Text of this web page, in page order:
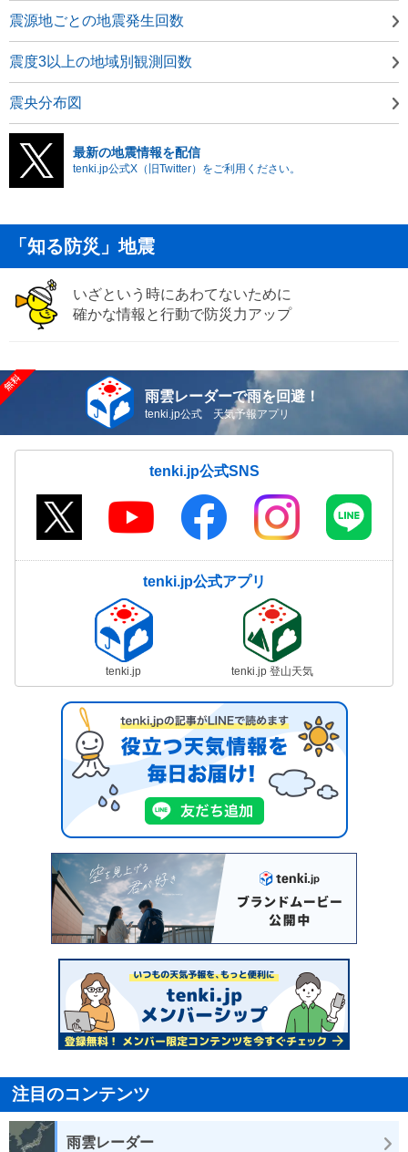
震源地ごとの地震発生回数
震度3以上の地域別観測回数
震央分布図
最新の地震情報を配信
tenki.jp公式X（旧Twitter）をご利用ください。
「知る防災」地震
いざという時にあわてないために
確かな情報と行動で防災力アップ
雨雲レーダーで雨を回避！
tenki.jp公式 天気予報アプリ
tenki.jp公式SNS
tenki.jp公式アプリ
tenki.jp tenki.jp 登山天気
注目のコンテンツ
雨雲レーダー